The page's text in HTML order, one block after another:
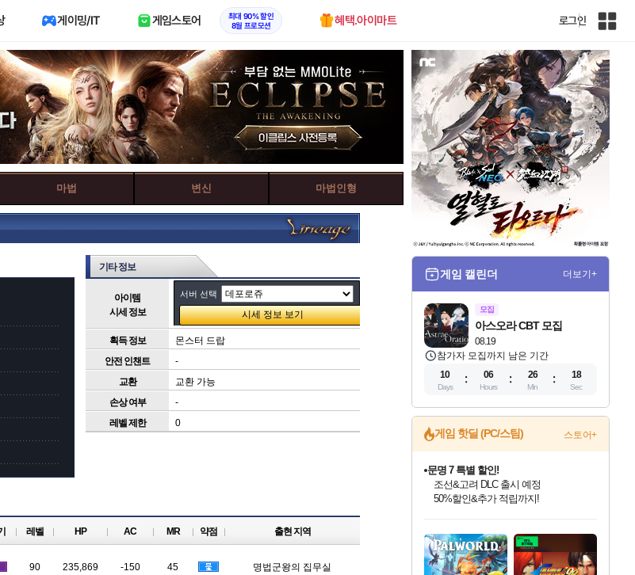
게이밍/IT 게임스토어
최대 90% 할인
8월 프로모션
혜택.아이마트 로그인
인
전
체
사
이
트
마법 변신 마법인형
기타 정보
아이템
시세 정보
서버 선택
획득 정보
몬스터 드랍
안전 인챈트
-
교환
교환 가능
손상 여부
-
레벨 제한
0
레벨 HP AC MR 약점 출현 지역
90 235,869 -150 45 명법군왕의 집무실
게임 캘린더 더보기+
모집
08.19
아스오라 CBT 모집
참가자 모집까지 남은 기간
10
Days
06
Hours
26
Min
17
Sec
게임 핫딜 (PC/스팀) 스토어+
최대 90% 할인가를 만나보세요!
네이버혜택과 함께 만나보세요!
문명 7 특별 할인!
조선&고려 DLC 출시 예정
50%할인&추가 적립까지!
네이버 포인트 혜택까지!
이니&베니 혜택까지!
네이버 혜택가와 함께 예약하세요!
할인&네이버혜택으로 만나보세요!
네이버페이 혜택과 만나보세요!
40주년 프로모션으로 만나보세요!
할인가에 만나보세요!
일부 에디션 상시 할인!
혜택으로 예약 판매 중
편안하게 충전하세요